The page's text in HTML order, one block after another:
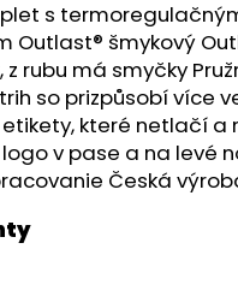
s
Outlast® šmykový
rubu má smyčky
so prizpůsobí více
které netlačí a
v pase a na levé
Česká